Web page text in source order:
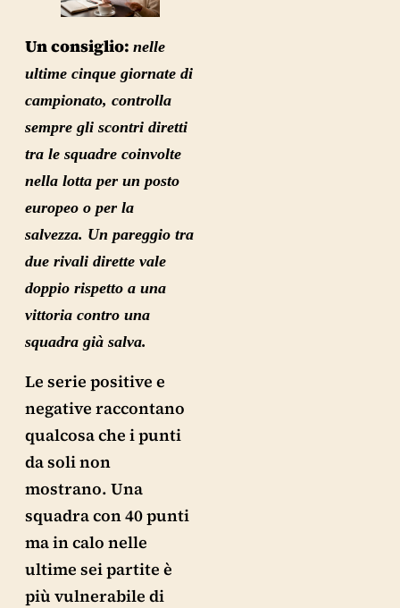
Un consiglio: nelle
ultime cinque giornate di
campionato, controlla
sempre gli scontri diretti
tra le squadre coinvolte
nella lotta per un posto
europeo o per la
salvezza. Un pareggio tra
due rivali dirette vale
doppio rispetto a una
vittoria contro una
squadra già salva.
Le serie positive e
negative raccontano
qualcosa che i punti
da soli non
mostrano. Una
squadra con 40 punti
ma in calo nelle
ultime sei partite è
più vulnerabile di